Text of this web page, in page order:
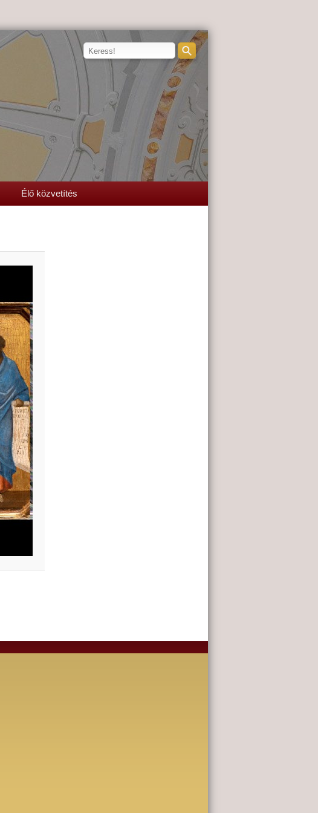
Élő közvetítés